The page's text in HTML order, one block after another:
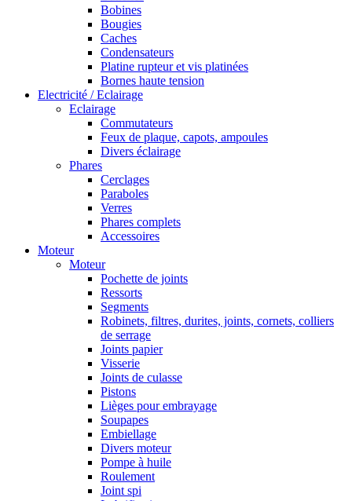
Bobines
Bougies
Caches
Condensateurs
Platine rupteur et vis platinées
Bornes haute tension
Electricité / Eclairage
Eclairage
Commutateurs
Feux de plaque, capots, ampoules
Divers éclairage
Phares
Cerclages
Paraboles
Verres
Phares complets
Accessoires
Moteur
Moteur
Pochette de joints
Ressorts
Segments
Robinets, filtres, durites, joints, cornets, colliers
de serrage
Joints papier
Visserie
Joints de culasse
Pistons
Lièges pour embrayage
Soupapes
Embiellage
Divers moteur
Pompe à huile
Roulement
Joint spi